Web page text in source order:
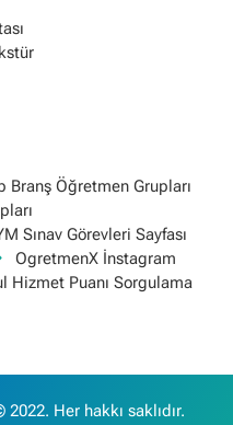
Branş Öğretmen Grupları
Sınav Görevleri Sayfası
OgretmenX İnstagram
Hizmet Puanı Sorgulama
Her hakkı saklıdır.